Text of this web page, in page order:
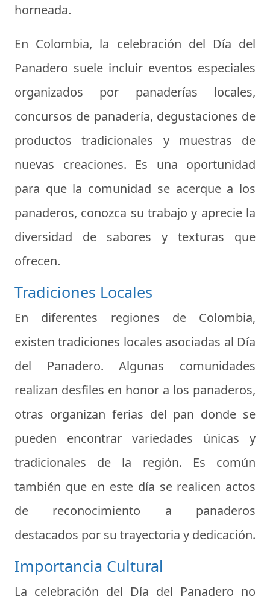
horneada.
En Colombia, la celebración del Día del
Panadero suele incluir eventos especiales
organizados por panaderías locales,
concursos de panadería, degustaciones de
productos tradicionales y muestras de
nuevas creaciones. Es una oportunidad
para que la comunidad se acerque a los
panaderos, conozca su trabajo y aprecie la
diversidad de sabores y texturas que
ofrecen.
Tradiciones Locales
En diferentes regiones de Colombia,
existen tradiciones locales asociadas al Día
del Panadero. Algunas comunidades
realizan desfiles en honor a los panaderos,
otras organizan ferias del pan donde se
pueden encontrar variedades únicas y
tradicionales de la región. Es común
también que en este día se realicen actos
de reconocimiento a panaderos
destacados por su trayectoria y dedicación.
Importancia Cultural
La celebración del Día del Panadero no